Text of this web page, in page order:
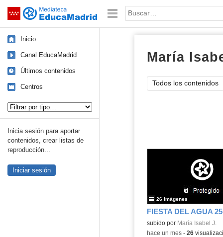
Saltar navegación Palabra o frase:
Inicio
Canal EducaMadrid
Últimos contenidos
Centros
Inicia sesión para aportar
contenidos, crear listas de
reproducción...
Iniciar sesión
María
Todos los contenidos
FIESTA DEL AGUA
subido por María Isabel J.
26 imágenes
-hace un mes- 26